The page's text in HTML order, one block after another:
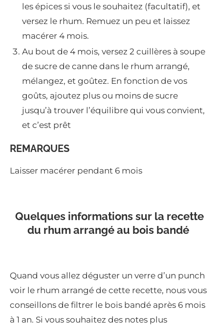
les épices si vous le souhaitez (facultatif), et
versez le rhum. Remuez un peu et laissez
macérer 4 mois.
Au bout de 4 mois, versez 2 cuillères à soupe
de sucre de canne dans le rhum arrangé,
mélangez, et goûtez. En fonction de vos
goûts, ajoutez plus ou moins de sucre
jusqu’à trouver l’équilibre qui vous convient,
et c’est prêt
REMARQUES
Laisser macérer pendant 6 mois
Quelques informations sur la recette
du rhum arrangé au bois bandé
Quand vous allez déguster un verre d’un punch
voir le rhum arrangé de cette recette, nous vous
conseillons de filtrer le bois bandé après 6 mois
à 1 an. Si vous souhaitez des notes plus